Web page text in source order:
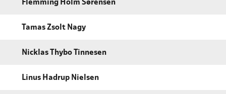
Flemming Holm Sørensen
Tamas Zsolt Nagy
Nicklas Thybo Tinnesen
Linus Hadrup Nielsen